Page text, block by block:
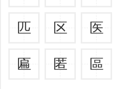
匹 区 医
匾 匿 區